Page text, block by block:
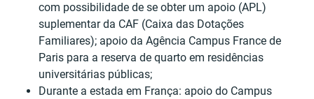
com possibilidade de se obter um apoio (APL)
suplementar da CAF (Caixa das Dotações
Familiares); apoio da Agência Campus France de
Paris para a reserva de quarto em residências
universitárias públicas;
Durante a estada em França: apoio do Campus